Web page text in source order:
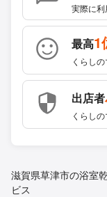
実際に利
最高1
くらし
出店者
くらし
滋賀県草津市の浴室
ビス